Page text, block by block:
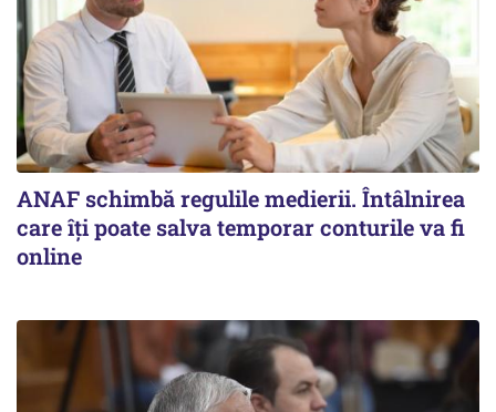
ANAF schimbă regulile medierii. Întâlnirea
care îți poate salva temporar conturile va fi
online